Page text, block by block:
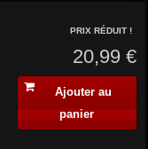
PRIX RÉDUIT !
20,99 €
Ajouter au
panier